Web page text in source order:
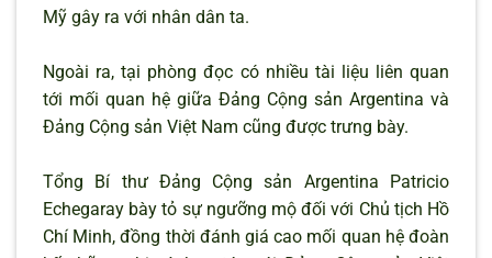
Mỹ gây ra với nhân dân ta.
Ngoài ra, tại phòng đọc có nhiều tài liệu liên quan
tới mối quan hệ giữa Đảng Cộng sản Argentina và
Đảng Cộng sản Việt Nam cũng được trưng bày.
Tổng Bí thư Đảng Cộng sản Argentina Patricio
Echegaray bày tỏ sự ngưỡng mộ đối với Chủ tịch Hồ
Chí Minh, đồng thời đánh giá cao mối quan hệ đoàn